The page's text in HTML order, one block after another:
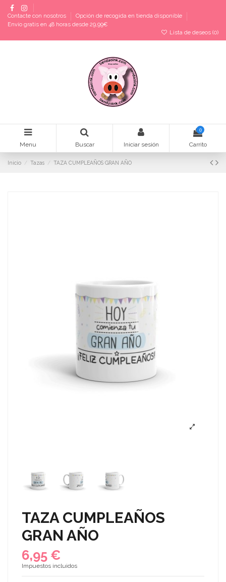
Contacte con nosotros
Opción de recogida en tienda disponible
Envío gratis en 48 horas desde 29,99€
Lista de deseos (0)
Menu Buscar Iniciar sesión
0
Carrito
Inicio Tazas TAZA CUMPLEAÑOS GRAN AÑO
TAZA CUMPLEAÑOS
GRAN AÑO
6,95 €
Impuestos incluidos